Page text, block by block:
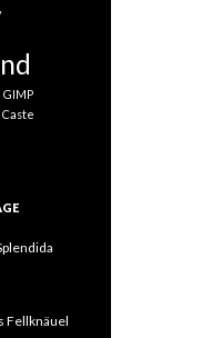
Fellknäuel